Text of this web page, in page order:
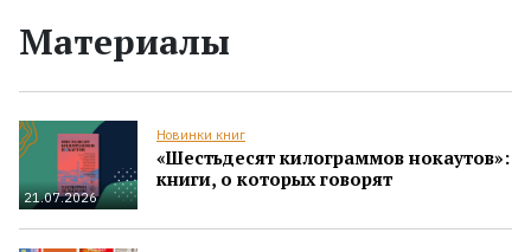
Материалы
21.07.2026
Новинки книг
«Шестьдесят килограммов нокаутов»:
книги, о которых говорят